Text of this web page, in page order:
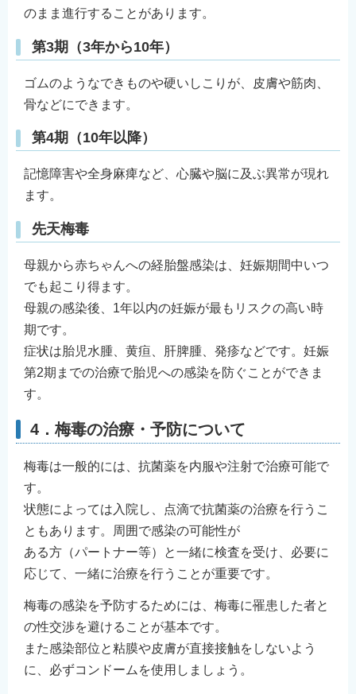
のまま進行することがあります。
第3期（3年から10年）
ゴムのようなできものや硬いしこりが、皮膚や筋肉、
骨などにできます。
第4期（10年以降）
記憶障害や全身麻痺など、心臓や脳に及ぶ異常が現れ
ます。
先天梅毒
母親から赤ちゃんへの経胎盤感染は、妊娠期間中いつ
でも起こり得ます。
母親の感染後、1年以内の妊娠が最もリスクの高い時
期です。
症状は胎児水腫、黄疸、肝脾腫、発疹などです。妊娠
第2期までの治療で胎児への感染を防ぐことができま
す。
4．梅毒の治療・予防について
梅毒は一般的には、抗菌薬を内服や注射で治療可能で
す。
状態によっては入院し、点滴で抗菌薬の治療を行うこ
ともあります。周囲で感染の可能性が
ある方（パートナー等）と一緒に検査を受け、必要に
応じて、一緒に治療を行うことが重要です。
梅毒の感染を予防するためには、梅毒に罹患した者と
の性交渉を避けることが基本です。
また感染部位と粘膜や皮膚が直接接触をしないよう
に、必ずコンドームを使用しましょう。